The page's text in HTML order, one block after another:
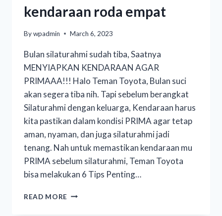
kendaraan roda empat
Bywpadmin March 6, 2023
Bulan silaturahmi sudah tiba, Saatnya
MENYIAPKAN KENDARAAN AGAR
PRIMAAA!!! Halo Teman Toyota, Bulan suci
akan segera tiba nih. Tapi sebelum berangkat
Silaturahmi dengan keluarga, Kendaraan harus
kita pastikan dalam kondisi PRIMA agar tetap
aman, nyaman, dan juga silaturahmi jadi
tenang. Nah untuk memastikan kendaraan mu
PRIMA sebelum silaturahmi, Teman Toyota
bisa melakukan 6 Tips Penting…
READ MORE